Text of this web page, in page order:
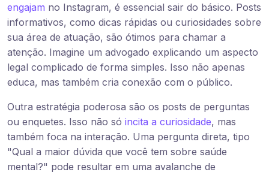
engajam no Instagram, é essencial sair do básico. Posts
informativos, como dicas rápidas ou curiosidades sobre
sua área de atuação, são ótimos para chamar a
atenção. Imagine um advogado explicando um aspecto
legal complicado de forma simples. Isso não apenas
educa, mas também cria conexão com o público.
Outra estratégia poderosa são os posts de perguntas
ou enquetes. Isso não só incita a curiosidade, mas
também foca na interação. Uma pergunta direta, tipo
"Qual a maior dúvida que você tem sobre saúde
mental?" pode resultar em uma avalanche de